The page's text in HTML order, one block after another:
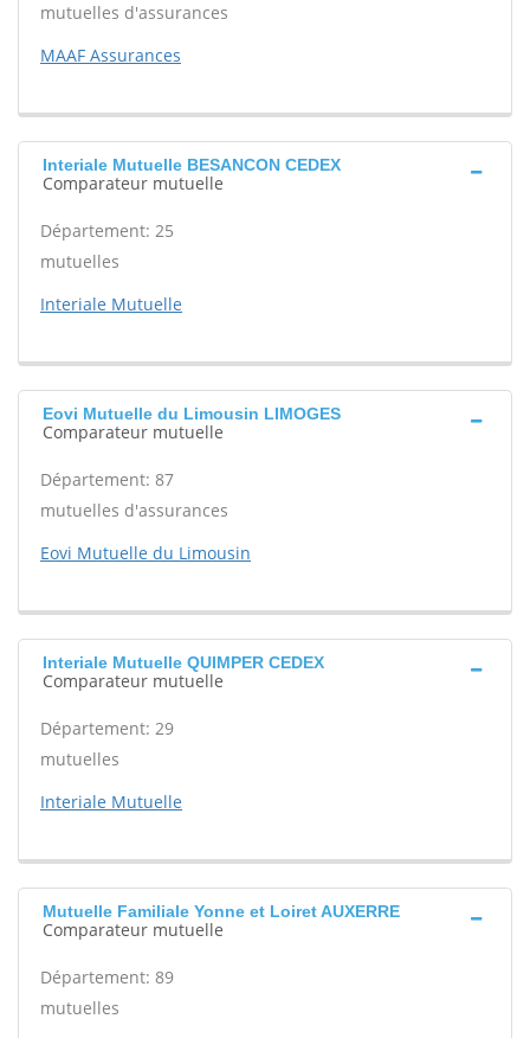
mutuelles d'assurances
MAAF Assurances
Interiale Mutuelle BESANCON CEDEX
Comparateur mutuelle
Département: 25
mutuelles
Interiale Mutuelle
Eovi Mutuelle du Limousin LIMOGES
Comparateur mutuelle
Département: 87
mutuelles d'assurances
Eovi Mutuelle du Limousin
Interiale Mutuelle QUIMPER CEDEX
Comparateur mutuelle
Département: 29
mutuelles
Interiale Mutuelle
Mutuelle Familiale Yonne et Loiret AUXERRE
Comparateur mutuelle
Département: 89
mutuelles